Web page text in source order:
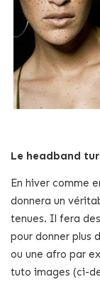
Le headband
En hiver comme
donnera un
tenues. Il fera
pour donner plus
ou une afro par
tuto images (ci-